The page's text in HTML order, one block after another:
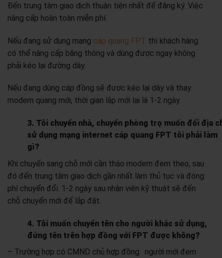
Đến trung tâm giao dịch thuận tiện nhất để đăng ký. Việc
nâng cấp hoàn toàn miễn phí.
Nếu đang sử dụng mạng cáp quang FPT thì khách hàng
có thể nâng cấp băng thông và dùng được ngay không
phải kéo lại đường dây.
Nếu đang dùng cáp đồng sẽ được kéo lại dây và thay
modem quang mới, thời gian lắp mới lại là 1-2 ngày.
3. Tôi chuyển nhà, chuyển phòng trọ muốn đổi địa
sử dụng mạng internet cáp quang FPT tôi phải làm
gì?
Khi chuyển sang chỗ mới cần tháo modem đem theo, sau
đó đến trung tâm giao dịch gần nhất làm thủ tục và đóng
phí chuyển đổi. 1-2 ngày sau nhân viên kỹ thuật sẽ đến
chỗ chuyển mới để lắp đặt.
4. Tôi muốn chuyển tên cho người khác sử dụng,
đứng tên trên hợp đồng với FPT được không?
– Trường hợp có CMND chủ hợp đồng: người mới đem